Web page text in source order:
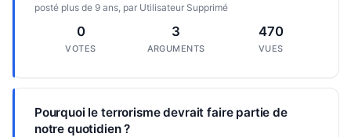
0
VOTES
3
ARGUMENTS
470
VUES
posté plus de 9 ans, par Utilisateur Supprimé
Pourquoi le terrorisme devrait faire partie de
notre quotidien ?